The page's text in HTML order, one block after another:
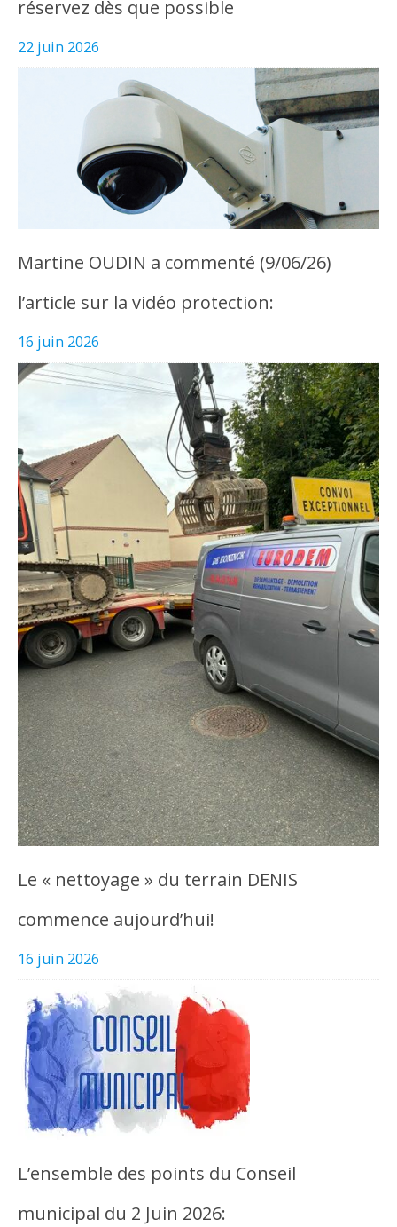
réservez dès que possible
22 juin 2026
Martine OUDIN a commenté (9/06/26)
l’article sur la vidéo protection:
16 juin 2026
Le « nettoyage » du terrain DENIS
commence aujourd’hui!
16 juin 2026
L’ensemble des points du Conseil
municipal du 2 Juin 2026: